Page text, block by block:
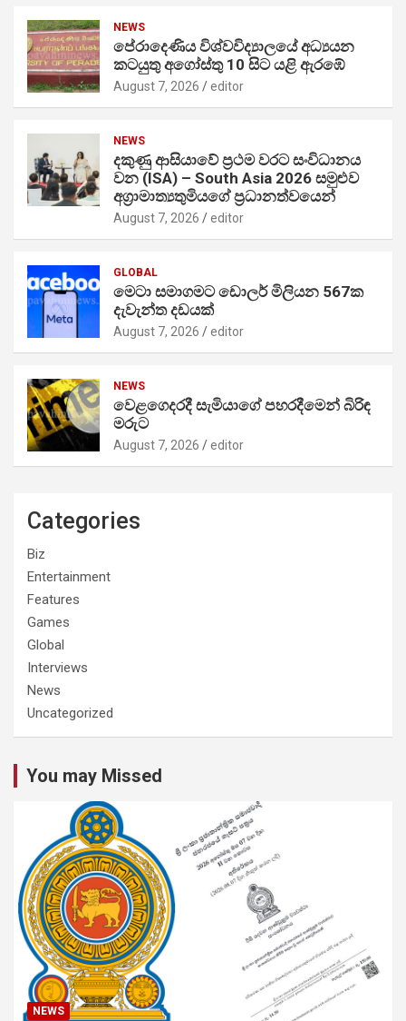
NEWS
පේරාදෙණිය විශ්වවිද්‍යාලයේ අධ්‍යයන
කටයුතු අගෝස්තු 10 සිට යළි ඇරඹේ
August 7, 2026 editor
NEWS
දකුණු ආසියාවේ ප්‍රථම වරට සංවිධානය
වන (ISA) – South Asia 2026 සමුළුව
අග්‍රාමාත්‍යතුමියගේ ප්‍රධානත්වයෙන්
August 7, 2026 editor
GLOBAL
මෙටා සමාගමට ඩොලර් මිලියන 567ක
දැවැන්ත දඩයක්
August 7, 2026 editor
NEWS
වෙළගෙදරදී සැමියාගේ පහරදීමෙන් බිරිඳ
මරුට
August 7, 2026 editor
Categories
Biz
Entertainment
Features
Games
Global
Interviews
News
Uncategorized
You may Missed
NEWS